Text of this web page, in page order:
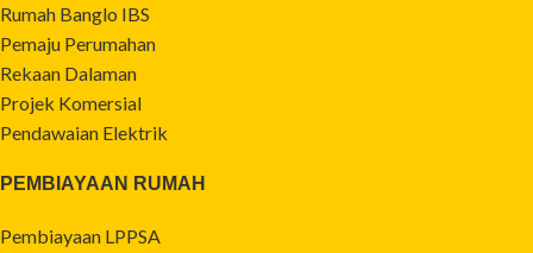
Rumah Banglo IBS
Pemaju Perumahan
Rekaan Dalaman
Projek Komersial
Pendawaian Elektrik
PEMBIAYAAN RUMAH
Pembiayaan LPPSA